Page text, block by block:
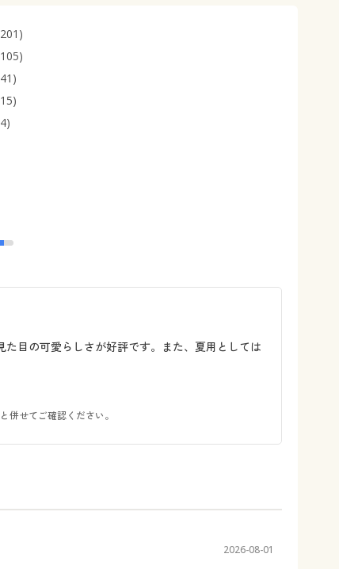
目の可愛らしさが好評です。また、夏用としては
せてご確認ください。
2026-08-01